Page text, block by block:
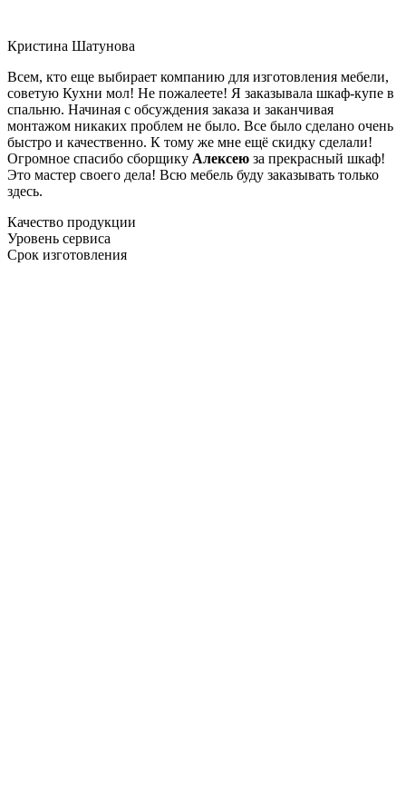
Кристина Шатунова
Всем, кто еще выбирает компанию для изготовления мебели,
советую Кухни мол! Не пожалеете! Я заказывала шкаф-купе в
спальню. Начиная с обсуждения заказа и заканчивая
монтажом никаких проблем не было. Все было сделано очень
быстро и качественно. К тому же мне ещё скидку сделали!
Огромное спасибо сборщику Алексею за прекрасный шкаф!
Это мастер своего дела! Всю мебель буду заказывать только
здесь.
Качество продукции
Уровень сервиса
Срок изготовления